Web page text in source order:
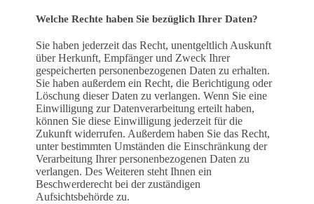
Welche Rechte haben Sie bezüglich Ihrer Daten?
Sie haben jederzeit das Recht, unentgeltlich Auskunft
über Herkunft, Empfänger und Zweck Ihrer
gespeicherten personenbezogenen Daten zu erhalten.
Sie haben außerdem ein Recht, die Berichtigung oder
Löschung dieser Daten zu verlangen. Wenn Sie eine
Einwilligung zur Datenverarbeitung erteilt haben,
können Sie diese Einwilligung jederzeit für die
Zukunft widerrufen. Außerdem haben Sie das Recht,
unter bestimmten Umständen die Einschränkung der
Verarbeitung Ihrer personenbezogenen Daten zu
verlangen. Des Weiteren steht Ihnen ein
Beschwerderecht bei der zuständigen
Aufsichtsbehörde zu.